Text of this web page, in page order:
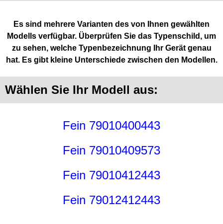
Es sind mehrere Varianten des von Ihnen gewählten
Modells verfügbar. Überprüfen Sie das Typenschild, um
zu sehen, welche Typenbezeichnung Ihr Gerät genau
hat. Es gibt kleine Unterschiede zwischen den Modellen.
Wählen Sie Ihr Modell aus:
Fein 79010400443
Fein 79010409573
Fein 79010412443
Fein 79012412443